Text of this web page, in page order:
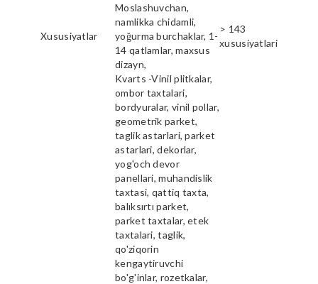
Xususiyatlar
Moslashuvchan,
namlikka chidamli,
yoğurma burchaklar, 1-
14 qatlamlar, maxsus
dizayn,
> 143
xususiyatlari
Kvarts -Vinil plitkalar,
ombor taxtalari,
bordyuralar, vinil pollar,
geometrik parket,
taglik astarlari, parket
astarlari, dekorlar,
yog'och devor
panellari, muhandislik
taxtasi, qattiq taxta,
balıksırtı parket,
parket taxtalar, etek
taxtalari, taglik,
qo'ziqorin
kengaytiruvchi
bo'g'inlar, rozetkalar,